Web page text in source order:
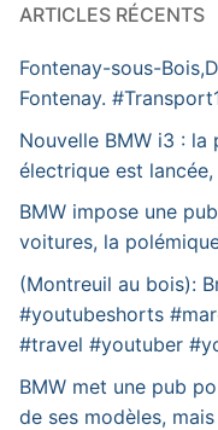
ARTICLES RÉCENTS
Fontenay-sous-
Fontenay.
Nouvelle BMW i3 :
électrique est
BMW impose une
voitures, la
(Montreuil au bois):
#youtubeshorts
#travel #youtuber
BMW met une pub
de ses modèles,